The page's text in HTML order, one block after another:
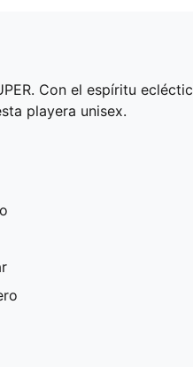
Con el espíritu
playera unisex.